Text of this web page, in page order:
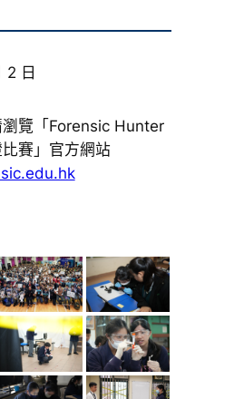
2 日
瀏覽「Forensic Hunter
賽」官方網站